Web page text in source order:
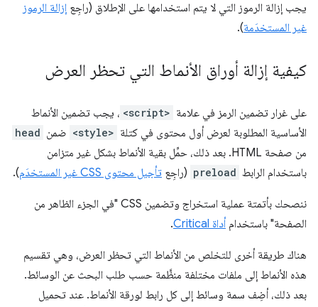
يجب إزالة الرموز التي لا يتم استخدامها على الإطلاق (راجِع إزالة الرموز
غير المستخدَمة).
كيفية إزالة أوراق الأنماط التي تحظر العرض
على غرار تضمين الرمز في علامة <script> ، يجب تضمين الأنماط
الأساسية المطلوبة لعرض أول محتوى في كتلة <style> ضمن head
من صفحة HTML. بعد ذلك، حمِّل بقية الأنماط بشكل غير متزامن
باستخدام الرابط preload (راجِع تأجيل محتوى CSS غير المستخدَم ).
ننصحك بأتمتة عملية استخراج وتضمين CSS "في الجزء الظاهر من
الصفحة" باستخدام أداة Critical .
هناك طريقة أخرى للتخلص من الأنماط التي تحظر العرض، وهي تقسيم
هذه الأنماط إلى ملفات مختلفة منظَّمة حسب طلب البحث عن الوسائط.
بعد ذلك، أضِف سمة وسائط إلى كل رابط لورقة الأنماط. عند تحميل